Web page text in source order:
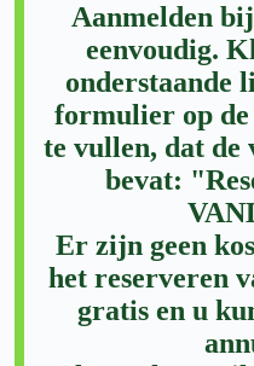
Aanmelden
eenvoudig.
onderstaande
formulier op
te vullen, dat de
bevat:
Er zijn geen
het reserveren
gratis en u